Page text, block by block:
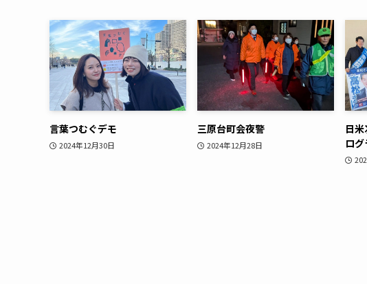
言葉つむぐデモ
2024年12月30日
三原台町会夜警
2024年12月28日
日
ロ